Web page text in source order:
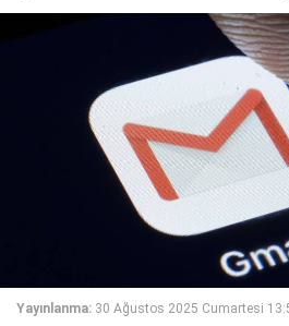
Yayınlanma: 30 Ağustos 2025 Cumartesi